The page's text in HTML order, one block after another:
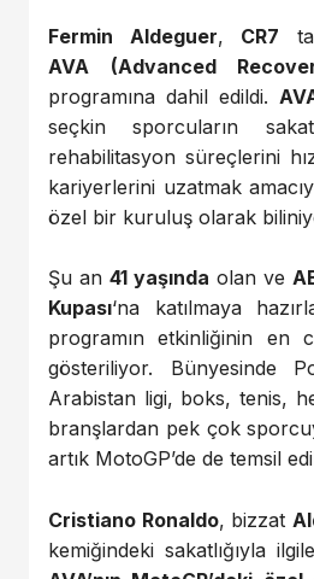
Fermin Aldeguer, CR7
AVA (Advanced
programına dahil edildi.
seçkin sporcuların
rehabilitasyon süreçlerini
kariyerlerini uzatmak
özel bir kuruluş olarak
Şu an 41 yaşında olan ve
Kupası‘na katılmaya
programın etkinliğinin en
gösteriliyor. Bünyesinde
Arabistan ligi, boks, tenis,
branşlardan pek çok
artık MotoGP’de de temsil
Cristiano Ronaldo, bizzat
kemiğindeki sakatlığıyla